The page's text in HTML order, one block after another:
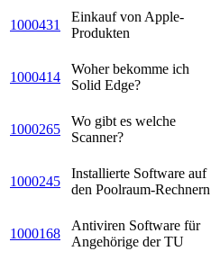
1000431
Einkauf von Apple-
Produkten
1000414
Woher bekomme ich
Solid Edge?
1000265
Wo gibt es welche
Scanner?
1000245
Installierte Software auf
den Poolraum-Rechnern
1000168
Antiviren Software für
Angehörige der TU